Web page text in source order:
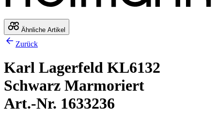
Ähnliche Artikel
Zurück
Karl Lagerfeld KL6132
Schwarz Marmoriert
Art.-Nr. 1633236